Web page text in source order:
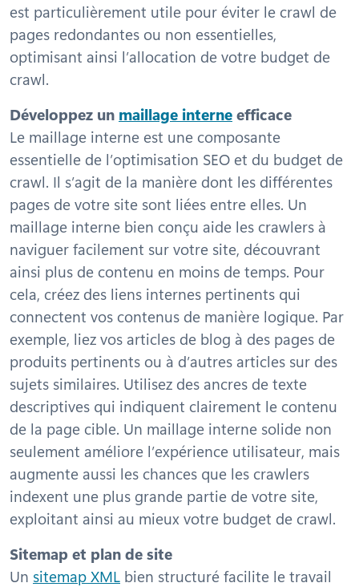
est particulièrement utile pour éviter le crawl de
pages redondantes ou non essentielles,
optimisant ainsi l’allocation de votre budget de
crawl.
Développez un maillage interneefficace
Le maillage interne est une composante
essentielle de l’optimisation SEO et du budget de
crawl. Il s’agit de la manière dont les différentes
pages de votre site sont liées entre elles. Un
maillage interne bien conçu aide les crawlers à
naviguer facilement sur votre site, découvrant
ainsi plus de contenu en moins de temps. Pour
cela, créez des liens internes pertinents qui
connectent vos contenus de manière logique. Par
exemple, liez vos articles de blog à des pages de
produits pertinents ou à d’autres articles sur des
sujets similaires. Utilisez des ancres de texte
descriptives qui indiquent clairement le contenu
de la page cible. Un maillage interne solide non
seulement améliore l’expérience utilisateur, mais
augmente aussi les chances que les crawlers
indexent une plus grande partie de votre site,
exploitant ainsi au mieux votre budget de crawl.
Sitemap et plan de site
Un sitemap XML bien structuré facilite le travail